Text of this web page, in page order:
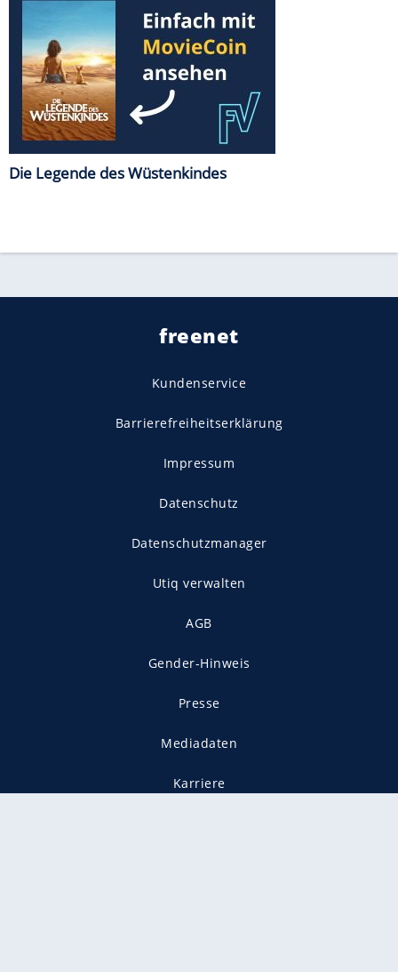
Die Legende des Wüstenkindes
freenet
Kundenservice
Barrierefreiheitserklärung
Impressum
Datenschutz
Datenschutzmanager
Utiq verwalten
AGB
Gender-Hinweis
Presse
Mediadaten
Karriere